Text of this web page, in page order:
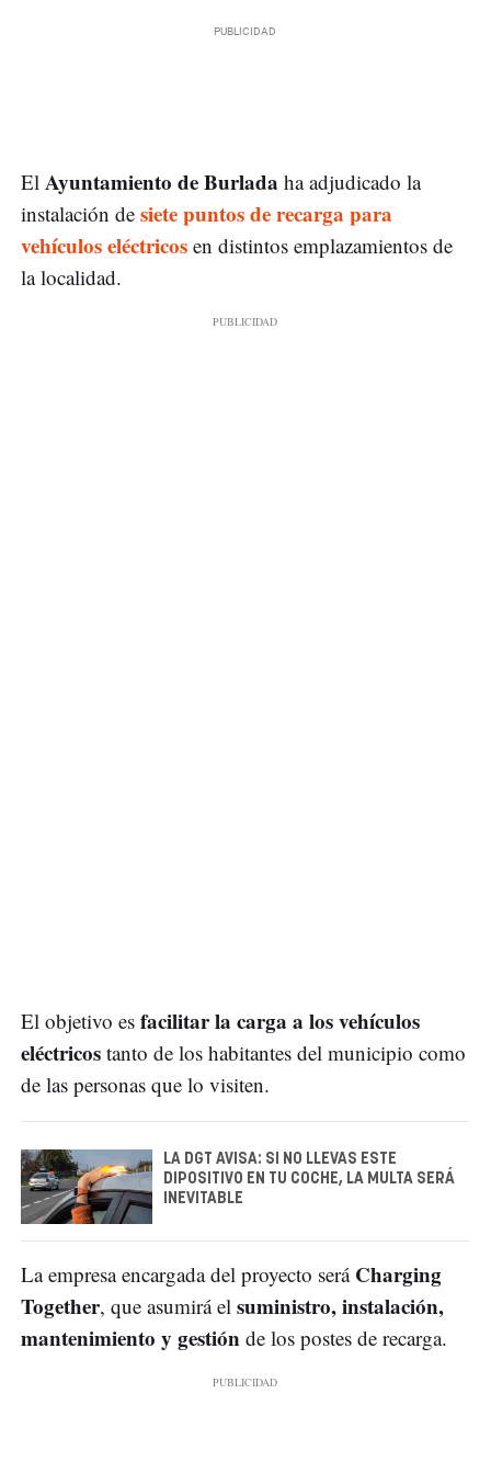
El Ayuntamiento de Burlada ha adjudicado la
instalación de siete puntos de recarga para
vehículos eléctricos en distintos emplazamientos de
la localidad.
El objetivo es facilitar la carga a los vehículos
eléctricos tanto de los habitantes del municipio como
de las personas que lo visiten.
LA DGT AVISA: SI NO LLEVAS ESTE
DIPOSITIVO EN TU COCHE, LA MULTA SERÁ
INEVITABLE
La empresa encargada del proyecto será Charging
Together, que asumirá el suministro, instalación,
mantenimiento y gestión de los postes de recarga.